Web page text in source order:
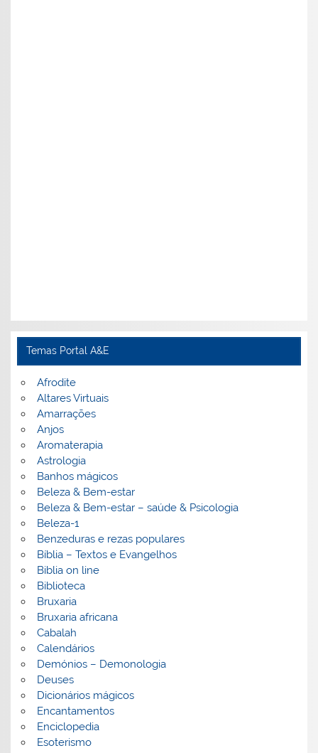
Temas Portal A&E
Afrodite
Altares Virtuais
Amarrações
Anjos
Aromaterapia
Astrologia
Banhos mágicos
Beleza & Bem-estar
Beleza & Bem-estar – saúde & Psicologia
Beleza-1
Benzeduras e rezas populares
Bíblia – Textos e Evangelhos
Biblia on line
Biblioteca
Bruxaria
Bruxaria africana
Cabalah
Calendários
Demónios – Demonologia
Deuses
Dicionários mágicos
Encantamentos
Enciclopedia
Esoterismo